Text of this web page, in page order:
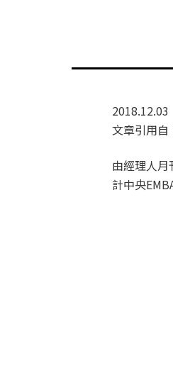
2018.12.03
文章引用自
由經理人
計中央